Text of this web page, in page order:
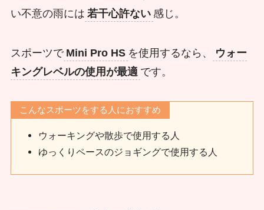
い不意の雨には 若干心許ない 感じ。
スポーツで Mini Pro HS を使用するなら、
ウォー
キングレベルの使用が最適 です。
こんなスポーツをする人におすすめ
ウォーキングや散歩で使用する人
ゆっくりペースのジョギングで使用する人